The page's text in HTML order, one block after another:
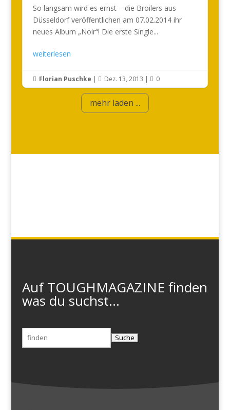
So langsam wird es ernst – die Broilers aus
Düsseldorf veröffentlichen am 07.02.2014 ihr
neues Album „Noir“! Die erste Single...
weiterlesen
 Florian Puschke |  Dez. 13, 2013 |  0
mehr laden ...
Auf TOUGHMAGAZINE finden
was du suchst...
Suchen